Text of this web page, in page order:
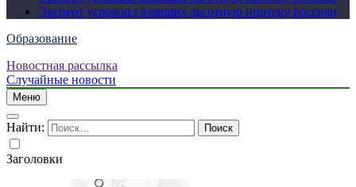
Эксперт успокоил взявших льготную ипотеку россиян
Образование
Новостная рассылка
Случайные новости
Меню
Найти:
Заголовки